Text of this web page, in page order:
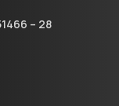
– 28